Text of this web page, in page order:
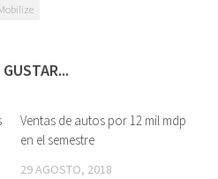
Ventas de autos por 12 mil mdp
en el semestre
29 AGOSTO, 2018